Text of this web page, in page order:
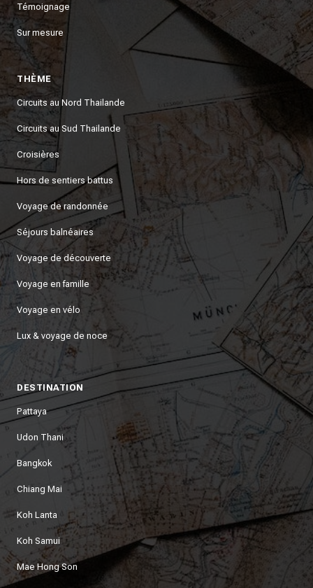
Témoignage
Sur mesure
THÈME
Circuits au Nord Thailande
Circuits au Sud Thailande
Croisières
Hors de sentiers battus
Voyage de randonnée
Séjours balnéaires
Voyage de découverte
Voyage en famille
Voyage en vélo
Lux & voyage de noce
DESTINATION
Pattaya
Udon Thani
Bangkok
Chiang Mai
Koh Lanta
Koh Samui
Mae Hong Son